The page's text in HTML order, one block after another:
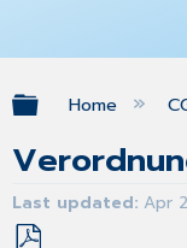
Expand/
Home
Last updated Apr